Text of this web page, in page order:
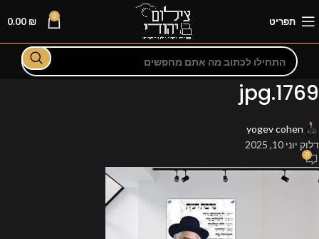
תפריט 0
0.00 ₪
1769.jpg
yogev cohen
דלוק יוני 10, 2025
0